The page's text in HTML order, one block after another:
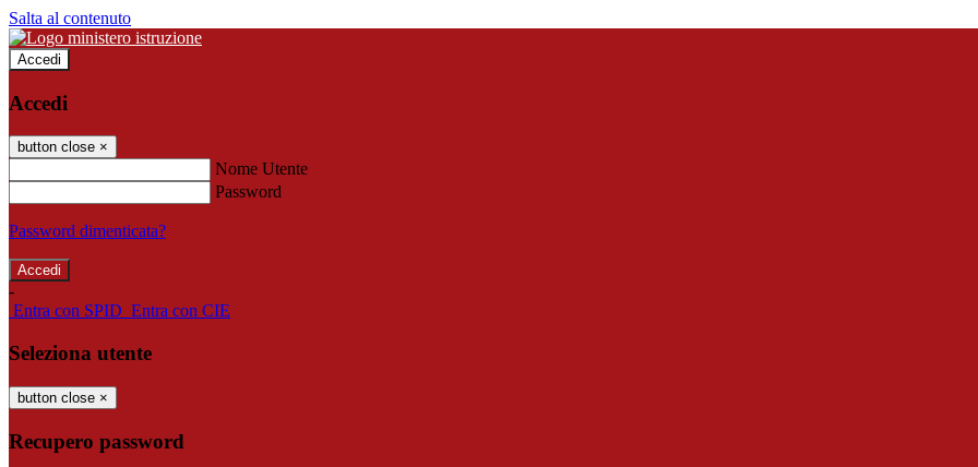
Salta al contenuto
Accedi
Accedi
button close ×
Nome Utente
Password
Password dimenticata?
-
Entra con SPID Entra con CIE
Seleziona utente
button close ×
Recupero password